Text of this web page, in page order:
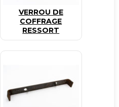
VERROU DE
COFFRAGE
RESSORT